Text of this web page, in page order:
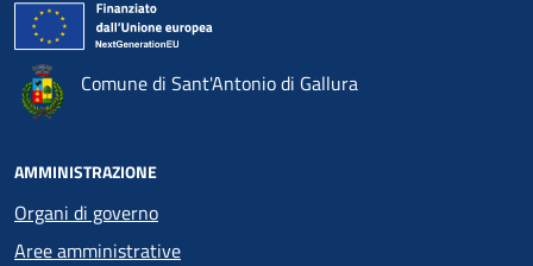
Comune di Sant'Antonio di Gallura
AMMINISTRAZIONE
Organi di governo
Aree amministrative